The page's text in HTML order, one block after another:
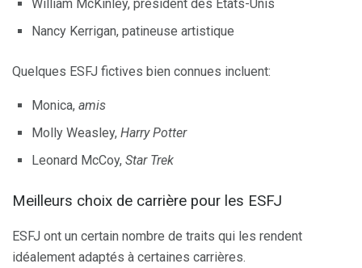
William McKinley, président des États-Unis
Nancy Kerrigan, patineuse artistique
Quelques ESFJ fictives bien connues incluent:
Monica, amis
Molly Weasley, Harry Potter
Leonard McCoy, Star Trek
Meilleurs choix de carrière pour les ESFJ
ESFJ ont un certain nombre de traits qui les rendent
idéalement adaptés à certaines carrières.